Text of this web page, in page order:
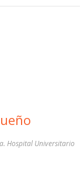
Hospital Universitario